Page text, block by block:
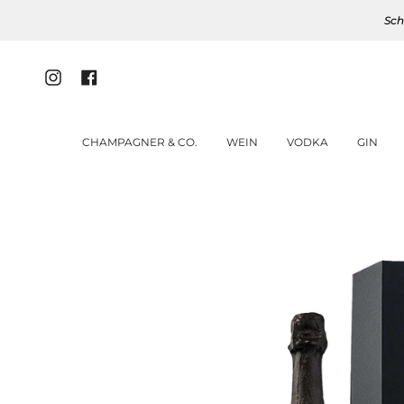
InstagramFacebook
CHAMPAGNER & CO. WEIN VODKA GIN